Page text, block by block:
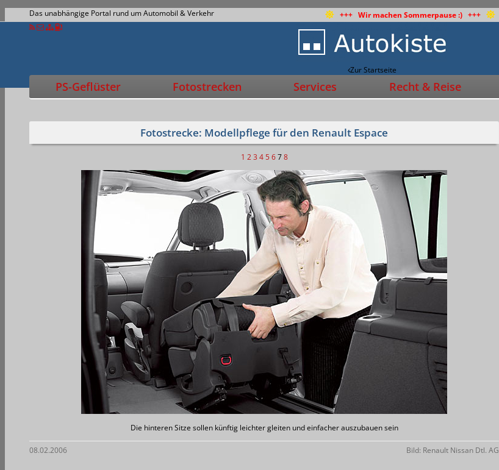
Das unabhängige Portal rund um Automobil & Verkehr +++ Wir machen Sommerpause :) +++
Zur Startseite
PS-Geflüster Fotostrecken Services Recht & Reise
Fotostrecke: Modellpflege für den Renault Espace
1 2 3 4 5 6 7 8
Die hinteren Sitze sollen künftig leichter gleiten und einfacher auszubauen sein
08.02.2006 Bild: Renault Nissan Dtl. AG